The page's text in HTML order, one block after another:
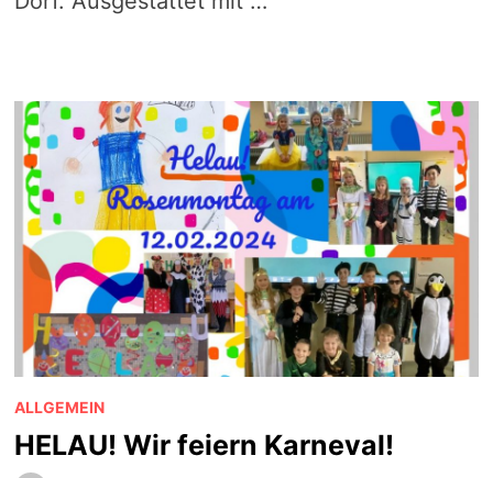
ALLGEMEIN
HELAU! Wir feiern Karneval!